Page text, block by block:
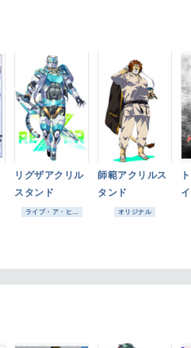
リグザアクリル
スタンド
ライブ・ア・ヒ...
師範アクリルス
タンド
オリジナル